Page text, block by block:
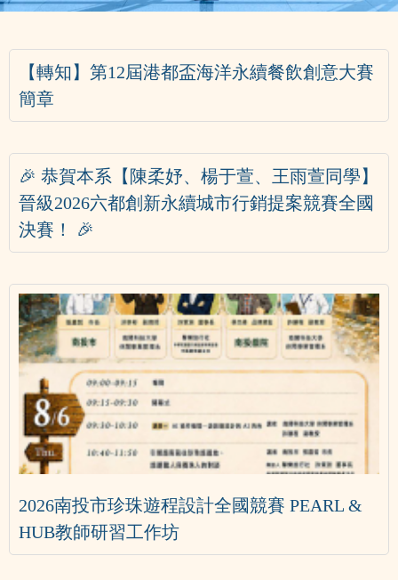
【轉知】第12屆港都盃海洋永續餐飲創意大賽
簡章
🎉 恭賀本系【陳柔妤、楊于萱、王雨萱同學】
晉級2026六都創新永續城市行銷提案競賽全國
決賽！ 🎉
2026南投市珍珠遊程設計全國競賽 PEARL &
HUB教師研習工作坊